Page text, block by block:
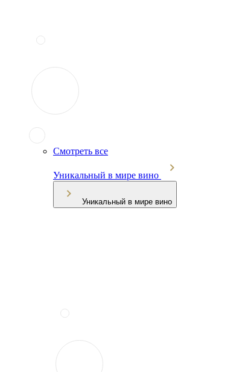
Смотреть все
Уникальный в мире вино
Уникальный в мире вино